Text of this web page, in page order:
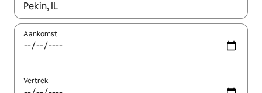
Wanneer er suggesties beschikbaar zijn, maak je een keuze
Aankomst
Vertrek